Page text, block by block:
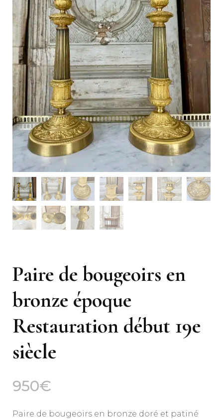
Paire de bougeoirs en
bronze époque
Restauration début 19e
siècle
950€
Paire de bougeoirs en bronze doré et patiné